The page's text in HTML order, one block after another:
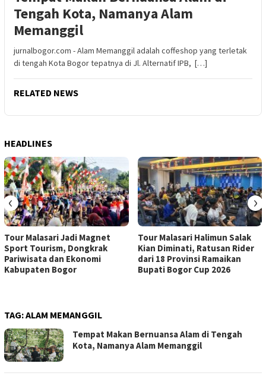
Tengah Kota, Namanya Alam
Memanggil
jurnalbogor.com - Alam Memanggil adalah coffeshop yang terletak
di tengah Kota Bogor tepatnya di Jl. Alternatif IPB, […]
RELATED NEWS
HEADLINES
Tour Malasari Jadi Magnet
Sport Tourism, Dongkrak
Pariwisata dan Ekonomi
Kabupaten Bogor
Tour Malasari Halimun Salak
Kian Diminati, Ratusan Rider
dari 18 Provinsi Ramaikan
Bupati Bogor Cup 2026
‹ ›
TAG:ALAM MEMANGGIL
Tempat Makan Bernuansa Alam di Tengah
Kota, Namanya Alam Memanggil